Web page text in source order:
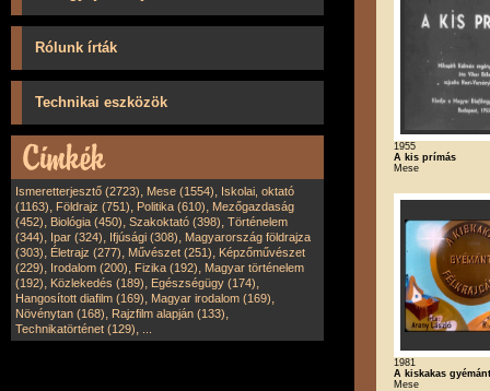
Rólunk írták
Technikai eszközök
Ismeretterjesztő (2723), Mese (1554), Iskolai, oktató
(1163), Földrajz (751), Politika (610), Mezőgazdaság
(452), Biológia (450), Szakoktató (398), Történelem
(344), Ipar (324), Ifjúsági (308), Magyarország földrajza
(303), Életrajz (277), Művészet (251), Képzőművészet
(229), Irodalom (200), Fizika (192), Magyar történelem
(192), Közlekedés (189), Egészségügy (174),
Hangosított diafilm (169), Magyar irodalom (169),
Növénytan (168), Rajzfilm alapján (133),
Technikatörténet (129),
1955
A kis prímás
Mese
1981
A kiskakas
Mese